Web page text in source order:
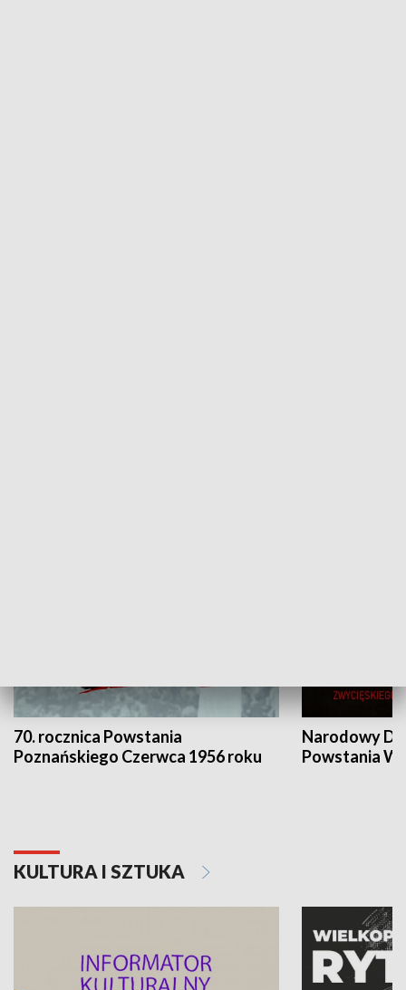
70. rocznica Powstania
Poznańskiego Czerwca 1956 roku
Narodowy
Powstania
KULTURA I SZTUKA